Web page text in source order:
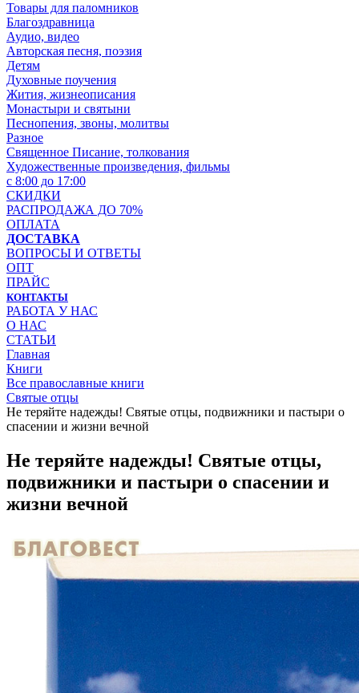
Товары для паломников
Благоздравница
Аудио, видео
Авторская песня, поэзия
Детям
Духовные поучения
Жития, жизнеописания
Монастыри и святыни
Песнопения, звоны, молитвы
Разное
Священное Писание, толкования
Художественные произведения, фильмы
с 8:00 до 17:00
СКИДКИ
РАСПРОДАЖА ДО 70%
ОПЛАТА
ДОСТАВКА
ВОПРОСЫ И ОТВЕТЫ
ОПТ
ПРАЙС
КОНТАКТЫ
РАБОТА У НАС
О НАС
СТАТЬИ
Главная
Книги
Все православные книги
Святые отцы
Не теряйте надежды! Святые отцы, подвижники и пастыри о
спасении и жизни вечной
Не теряйте надежды! Святые отцы,
подвижники и пастыри о спасении и
жизни вечной